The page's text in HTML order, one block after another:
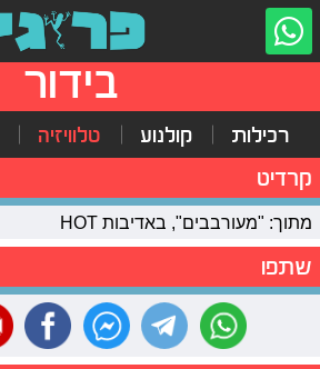
בידור
רכילות קולנוע טלוויזיה
קרדיט
מתוך: "מעורבבים", באדיבות HOT
שתפו